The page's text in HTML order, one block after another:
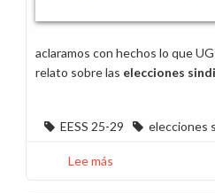
aclaramos con hechos lo que
relato sobre las elecciones
EESS 25-29 elecciones
Lee más